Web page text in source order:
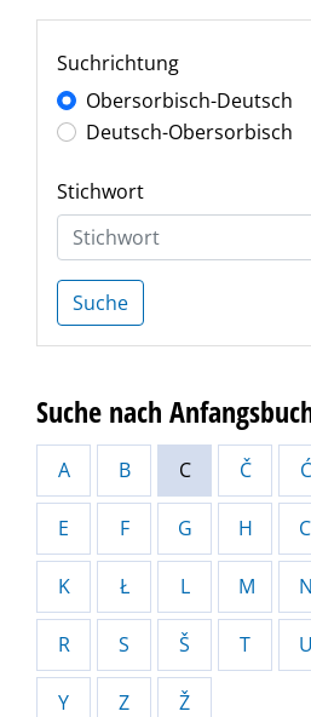
Suchrichtung
Obersorbisch-Deutsch
Deutsch-Obersorbisch
Stichwort
Suche
Suche nach
A B C Č Ć
E F G H
K Ł L M N
R S Š T U
Y Z Ž